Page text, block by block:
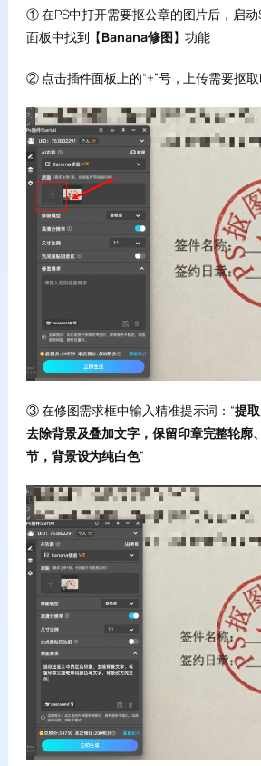
① 在PS中打开需要抠公章的图片后，启
面板中找到【Banana修图】功能
② 点击插件面板上的“+”号，上传需要抠
③ 在修图需求框中输入精准提示词：“提
去除背景及叠加文字，保留印章完整轮廓
节，背景设为纯白色”